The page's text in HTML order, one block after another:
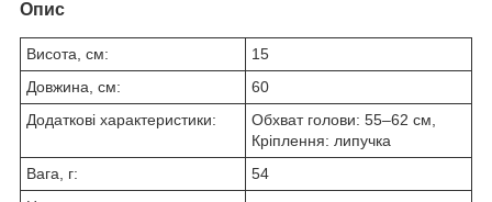
Опис
Висота, см:
15
Довжина, см:
60
Додаткові характеристики:
Обхват голови: 55–62 см,
Кріплення: липучка
Вага, г:
54